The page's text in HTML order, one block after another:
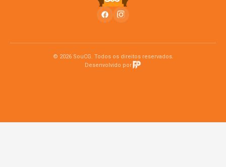
© 2026 SouCG. Todos os direitos reservados.
Desenvolvido por